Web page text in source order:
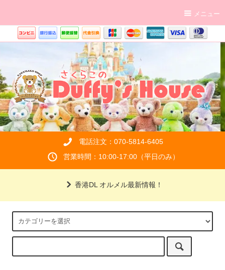
メニュー
電話注文：070-5814-6405
営業時間：10:00-17:00（平日のみ）
香港DL オルメル最新情報！